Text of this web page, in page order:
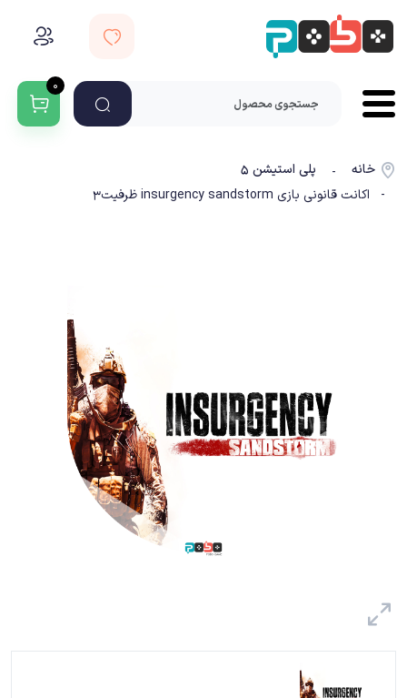
۰
خانه -
پلی استیشن ۵
- اکانت قانونی بازی insurgency sandstorm ظرفیت3